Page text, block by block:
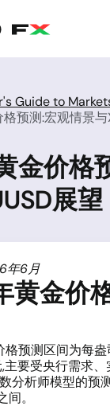
Guide to
预测:宏观情景与
金价格
展望
年6月
黄金价
预测区间为每
要受央行需求
分析师模型的预
。